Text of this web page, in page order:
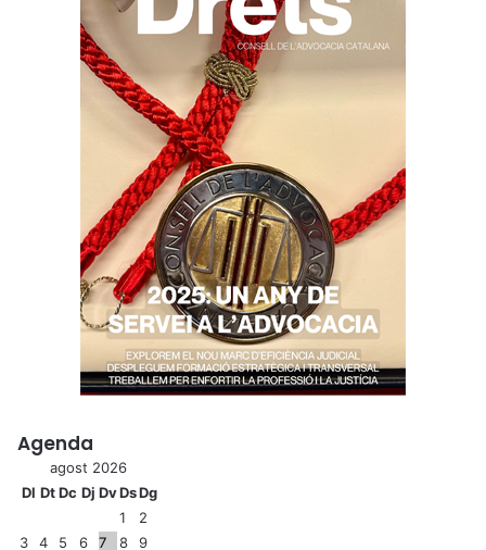
Agenda
agost 2026
Dl DtDc Dj DvDsDg
1
2
3
4 5 6 7 8
9